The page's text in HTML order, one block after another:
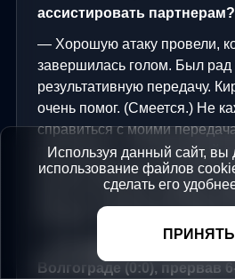
ассистировать партнерам?
— Хорошую атаку провели,
завершилась голом. Был рад
результативную передачу.
очень помог. (Смеется.) Не
справиться с моими
получилось – он техничный
больше нравится, сильно не
меня не так много забитых
передач. Одинаково люблю и
Волгограде (0:0), прервав
Используя данный сайт, вы
использование файлов
сделать его
ПРИНЯТЬ